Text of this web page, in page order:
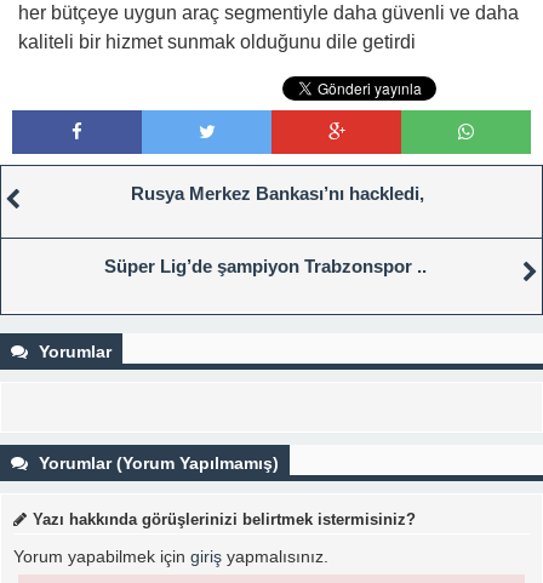
her bütçeye uygun araç segmentiyle daha güvenli ve daha
kaliteli bir hizmet sunmak olduğunu dile getirdi
Rusya Merkez Bankası’nı hackledi,
Süper Lig’de şampiyon Trabzonspor ..
Yorumlar
Yorumlar (Yorum Yapılmamış)
Yazı hakkında görüşlerinizi belirtmek istermisiniz?
Yorum yapabilmek için giriş yapmalısınız.